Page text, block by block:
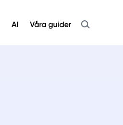
AI Våra guider